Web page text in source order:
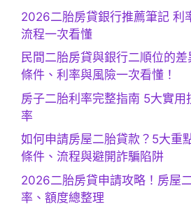
2026二胎房貸銀行推薦筆記 利
流程一次看懂
民間二胎房貸與銀行二順位的
條件、利率與風險一次看懂！
房子二胎利率完整指南 5大實用
率
如何申請房屋二胎貸款？5大重
條件、流程與避開詐騙陷阱
2026二胎房貸申請攻略！房屋
率、額度總整理